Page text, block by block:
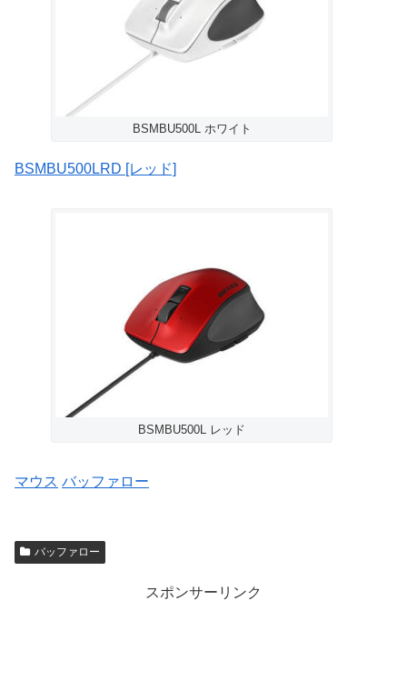
BSMBU500L ホワイト
BSMBU500LRD [レッド]
BSMBU500L レッド
マウス バッファロー
バッファロー
スポンサーリンク